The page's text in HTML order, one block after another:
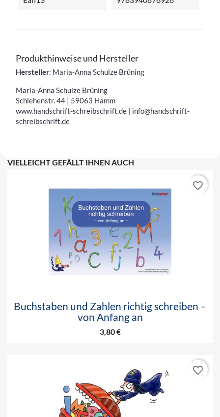
Produkthinweise und Hersteller
Hersteller: Maria-Anna Schulze Brüning
Maria-Anna Schulze Brüning
Schlehenstr. 44 | 59063 Hamm
www.handschrift-schreibschrift.de | info@handschrift-
schreibschrift.de
VIELLEICHT GEFÄLLT IHNEN AUCH
Buchstaben und Zahlen richtig schreiben –
von Anfang an
3,80 €
favorite_border
favorite_border